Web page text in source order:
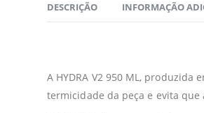
DESCRIÇÃO INFORMAÇÃO
A HYDRA V2 950 ML,
termicidade da peça e evita